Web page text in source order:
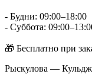
- Будни: 09:00–18:00
- Суббота:
🎁 Бесплатно при
Рыскулова —